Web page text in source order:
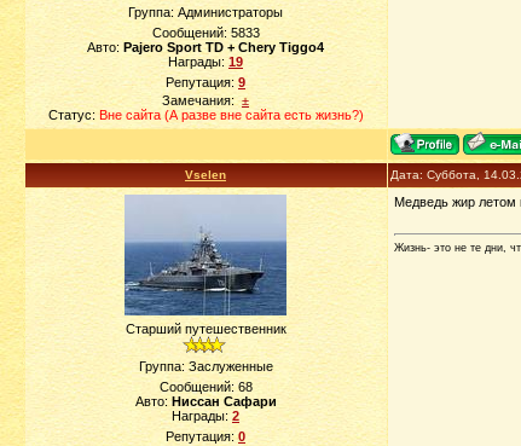
Группа: Администраторы
Сообщений: 5833
Авто: Pajero Sport TD + Chery Tiggo4
Награды: 19
Репутация: 9
Замечания: ±
Статус: Вне сайта (А разве вне сайта есть жизнь?)
Vselen Дата: Суббота,
Старший путешественник
Группа: Заслуженные
Сообщений: 68
Авто:Ниссан Сафари
Награды: 2
Репутация:0
Медведь жир летом
Жизнь- это не те дни,